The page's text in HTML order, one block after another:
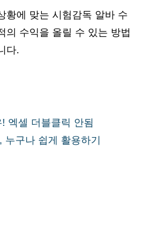
황에 맞는 시험감독 알바 수
의 수익을 올릴 수 있는 방법
다.
엑셀 더블클릭 안됨
누구나 쉽게 활용하기